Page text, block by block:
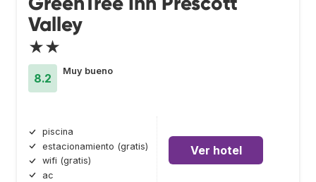
Valley
★★
8.2
Muy bueno
piscina
estacionamiento (gratis)
wifi (gratis)
ac
Ver hotel